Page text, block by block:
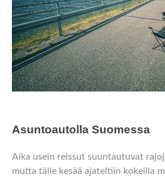
Asuntoautolla Suomessa
Aika usein reissut suuntautuvat
mutta tälle kesää ajateltiin kokeilla